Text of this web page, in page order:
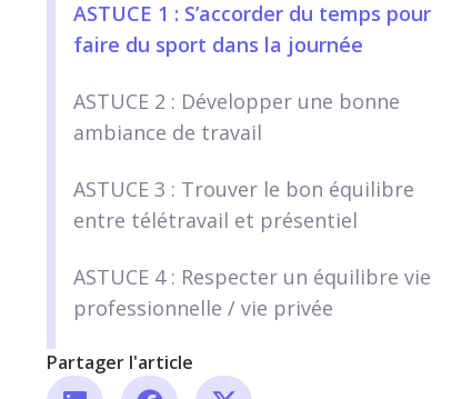
ASTUCE 1 : S’accorder du temps pour
faire du sport dans la journée
ASTUCE 2 : Développer une bonne
ambiance de travail
ASTUCE 3 : Trouver le bon équilibre
entre télétravail et présentiel
ASTUCE 4 : Respecter un équilibre vie
professionnelle / vie privée
Partager l'article